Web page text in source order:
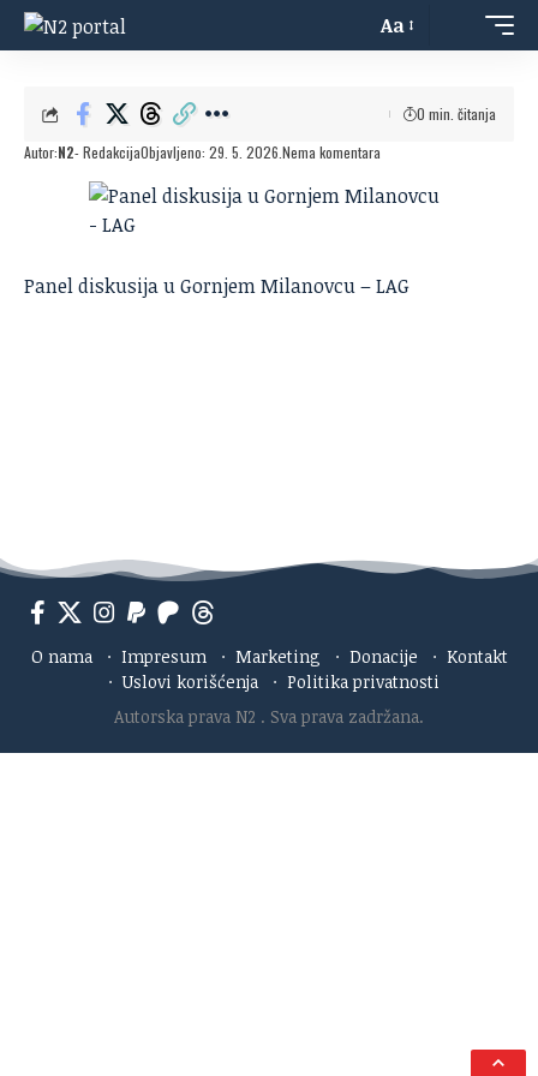
Aa
Autor:N2- RedakcijaObjavljeno: 29. 5. 2026. Nema komentara
0 min. čitanja
Panel diskusija u Gornjem Milanovcu – LAG
O nama · Impresum · Marketing · Donacije · Kontakt
· Uslovi korišćenja · Politika privatnosti
Autorska prava N2 . Sva prava zadržana.